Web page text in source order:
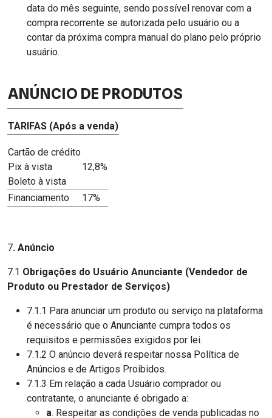
data do mês seguinte, sendo possível renovar com a
compra recorrente se autorizada pelo usuário ou a
contar da próxima compra manual do plano pelo próprio
usuário.
ANÚNCIO DE PRODUTOS
TARIFAS (Após a venda)
Cartão de crédito
Pix à vista
Boleto à vista
12,8%
Financiamento 17%
7. Anúncio
7.1 Obrigações do Usuário Anunciante (Vendedor de
Produto ou Prestador de Serviços)
7.1.1 Para anunciar um produto ou serviço na plataforma
é necessário que o Anunciante cumpra todos os
requisitos e permissões exigidos por lei.
7.1.2 O anúncio deverá respeitar nossa Política de
Anúncios e de Artigos Proibidos.
7.1.3 Em relação a cada Usuário comprador ou
contratante, o anunciante é obrigado a:
a. Respeitar as condições de venda publicadas no